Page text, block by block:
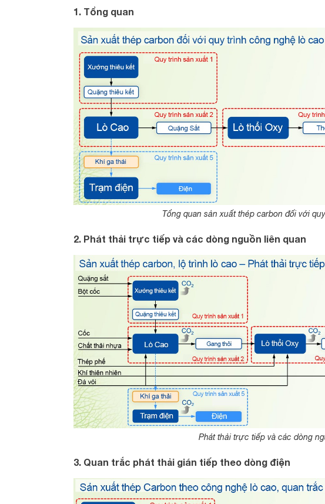
1. Tổng quan
Tổng quan sản xuất thép carbon đối với
2. Phát thải trực tiếp và các dòng nguồn liên quan
Phát thải trực tiếp và các dòng
3. Quan trắc phát thải gián tiếp theo dòng điện